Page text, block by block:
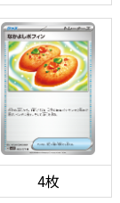
4枚